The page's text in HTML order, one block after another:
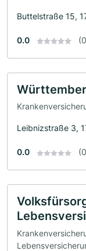
Buttelstraße 15,
0.0
Leibnizstraße 3,
0.0